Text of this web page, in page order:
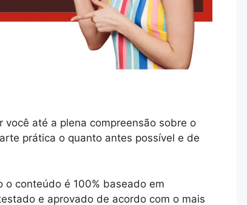
você até a plena compreensão sobre o
prática o quanto antes possível e de
conteúdo é 100% baseado em
e aprovado de acordo com o mais